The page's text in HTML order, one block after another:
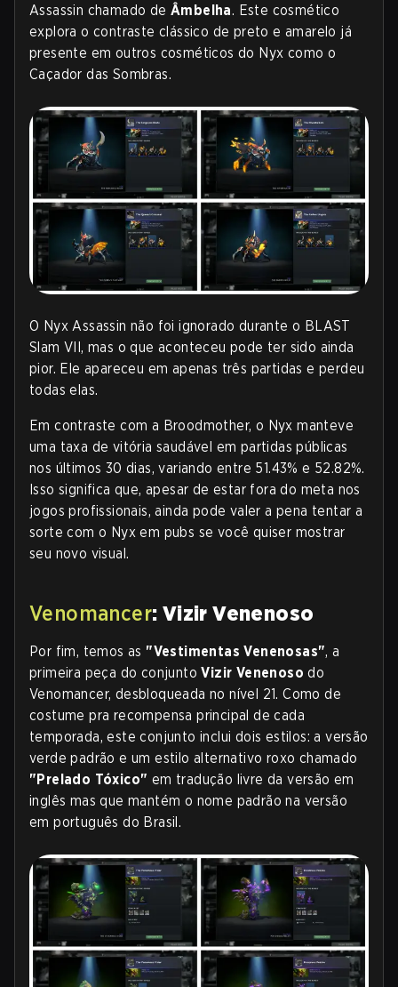
Assassin chamado de Âmbelha. Este cosmético
explora o contraste clássico de preto e amarelo já
presente em outros cosméticos do Nyx como o
Caçador das Sombras.
O Nyx Assassin não foi ignorado durante o BLAST
Slam VII, mas o que aconteceu pode ter sido ainda
pior. Ele apareceu em apenas três partidas e perdeu
todas elas.
Em contraste com a Broodmother, o Nyx manteve
uma taxa de vitória saudável em partidas públicas
nos últimos 30 dias, variando entre 51.43% e 52.82%.
Isso significa que, apesar de estar fora do meta nos
jogos profissionais, ainda pode valer a pena tentar a
sorte com o Nyx em pubs se você quiser mostrar
seu novo visual.
Venomancer: Vizir Venenoso
Por fim, temos as "Vestimentas Venenosas", a
primeira peça do conjuntoVizir Venenoso do
Venomancer, desbloqueada no nível 21. Como de
costume pra recompensa principal de cada
temporada, este conjunto inclui dois estilos: a versão
verde padrão e um estilo alternativo roxo chamado
"Prelado Tóxico" em tradução livre da versão em
inglês mas que mantém o nome padrão na versão
em português do Brasil.